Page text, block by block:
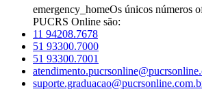
emergency_homeOs únicos números
PUCRS Online são:
11 94208.7678
51 93300.7000
51 93300.7001